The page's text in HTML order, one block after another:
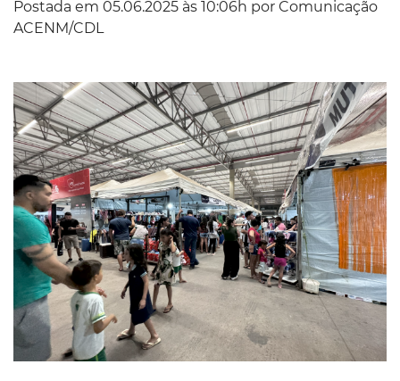
Postada em 05.06.2025 às 10:06h por Comunicação
ACENM/CDL